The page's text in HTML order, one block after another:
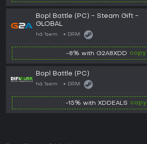
Bopl Battle (PC) - Steam Gift -
GLOBAL
há 1sem DRM:
-8% with G2A8XDD copy
Bopl Battle (PC)
há 1sem DRM:
-15% with XDDEALS copy